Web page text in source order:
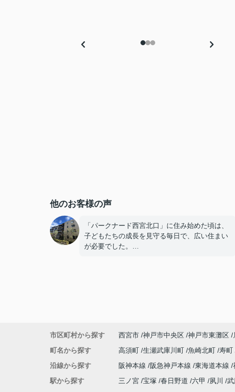
他のお客様の声
「パークナード西宮北口」に住み始めた頃は、
子どもたちの成長を見守る毎日で、広い住まい
が必要でした。
と話すことが多くなりました。
良い広さの住まいへ住み替えることを決めまし
市区町村から探す 西宮市 神戸市中央区 神戸市東灘区
町名から探す
高須町 生瀬武庫川町 魚崎北町 寿町
沿線から探す
阪神本線 阪急神戸本線 東海道本線
駅から探す
三ノ宮 宝塚 春日野道 六甲 夙川